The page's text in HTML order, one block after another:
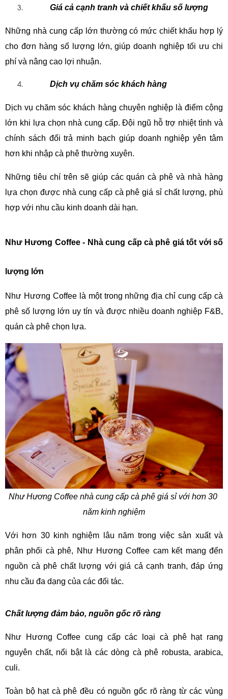
Giá cả cạnh tranh và chiết khấu số lượng
Những nhà cung cấp lớn thường có mức chiết khấu hợp lý
cho đơn hàng số lượng lớn, giúp doanh nghiệp tối ưu chi
phí và nâng cao lợi nhuận.
Dịch vụ chăm sóc khách hàng
Dịch vụ chăm sóc khách hàng chuyên nghiệp là điểm cộng
lớn khi lựa chọn nhà cung cấp. Đội ngũ hỗ trợ nhiệt tình và
chính sách đổi trả minh bạch giúp doanh nghiệp yên tâm
hơn khi nhập cà phê thường xuyên.
Những tiêu chí trên sẽ giúp các quán cà phê và nhà hàng
lựa chọn được nhà cung cấp cà phê giá sỉ chất lượng, phù
hợp với nhu cầu kinh doanh dài hạn.
Như Hương Coffee - Nhà cung cấp cà phê giá tốt với số
lượng lớn
Như Hương Coffee là một trong những địa chỉ cung cấp cà
phê số lượng lớn uy tín và được nhiều doanh nghiệp F&B,
quán cà phê chọn lựa.
Như Hương Coffee nhà cung cấp cà phê giá sỉ với hơn 30
năm kinh nghiệm
Với hơn 30 kinh nghiệm lâu năm trong việc sản xuất và
phân phối cà phê, Như Hương Coffee cam kết mang đến
nguồn cà phê chất lượng với giá cả cạnh tranh, đáp ứng
nhu cầu đa dạng của các đối tác.
Chất lượng đảm bảo, nguồn gốc rõ ràng
Như Hương Coffee cung cấp các loại cà phê hạt rang
nguyên chất, nổi bật là các dòng cà phê robusta, arabica,
culi.
Toàn bộ hạt cà phê đều có nguồn gốc rõ ràng từ các vùng